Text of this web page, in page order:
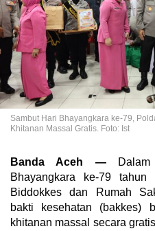
Sambut Hari Bhayangkara ke-79,
Khitanan Massal Gratis. Foto: Ist
Banda Aceh —Dalam
Bhayangkara ke-79
Biddokkes dan Rumah
bakti kesehatan (bakkes)
khitanan massal secara